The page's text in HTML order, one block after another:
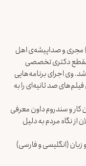
۱۳۶۷ در رشت) مجری و صداپیشه‌‌ی اهل
مقطع دکتری تخصصی
وی اجرای برنامه‌هایی
صد ثانیه‌ای را به
سفیر کودکان کار و سندروم داون معرفی
گیلان از نگاه مردم به دلیل
(انگلیسی و فارسی)